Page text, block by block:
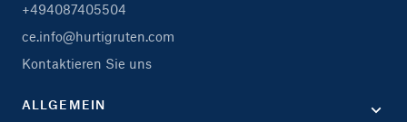
+494087405504
ce.info@hurtigruten.com
Kontaktieren Sie uns
ALLGEMEIN